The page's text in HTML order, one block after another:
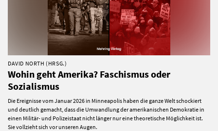
DAVID NORTH (HRSG.)
Wohin geht Amerika? Faschismus oder
Sozialismus
Die Ereignisse vom Januar 2026 in Minneapolis haben die ganze Welt schockiert
und deutlich gemacht, dass die Umwandlung der amerikanischen Demokratie in
einen Militär- und Polizeistaat nicht länger nur eine theoretische Möglichkeit ist.
Sie vollzieht sich vor unseren Augen.